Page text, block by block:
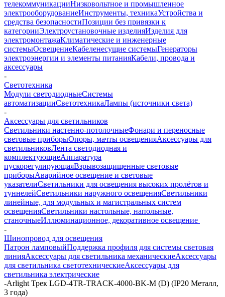
телекоммуникацииНизковольтное и промышленное
электрооборудованиеИнструменты, техникаУстройства и
средства безопасностиПозиции без привязки к
категорииЭлектроустановочные изделияИзделия для
электромонтажаКлиматические и инженерные
системыОсвещениеКабеленесущие системыГенераторы
электроэнергии и элементы питанияКабели, провода и
аксессуары
-
Светотехника
Модули светодиодныеСистемы
автоматизацииСветотехникаЛампы (источники света)
-
Аксессуары для светильников
Светильники настенно-потолочныеФонари и переносные
световые приборыОпоры, мачты освещенияАксессуары для
светильниковЛента светодиодная и
комплектующиеАппаратура
пускорегулирующаяВзрывозащищенные световые
приборыАварийное освещение и световые
указателиСветильники для освещения высоких пролётов и
туннелейСветильники наружного освещенияСветильники
линейные, для модульных и магистральных систем
освещенияСветильники настольные, напольные,
станочныеИллюминационное, декоративное освещение
-
Шинопровод для освещения
Патрон ламповыйПоддержка профиля для системы световая
линияАксессуары для светильника механическиеАксессуары
для светильника светотехническиеАксессуары для
светильника электрические
-Arlight Трек LGD-4TR-TRACK-4000-BK-M (D) (IP20 Металл,
3 года)